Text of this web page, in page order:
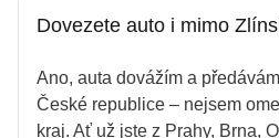
prověřím jeho historii, servis
jestli souhlasí realita s
projde, postarám se o
auto nachází. Nejčastěji trvá
až po registraci auta v ČR a
Pokud je vůz už připravený,
Dovezete auto i mimo
Ano, auta dovážím a
České republice – nejsem
kraj. Ať už jste z Prahy, Brna,